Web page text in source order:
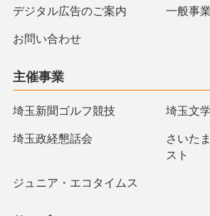
デジタル広告のご案内 一般事
お問い合わせ
主催事業
埼玉新聞ゴルフ競技 埼玉文
埼玉政経懇話会
さいた
スト
ジュニア・エコタイムス